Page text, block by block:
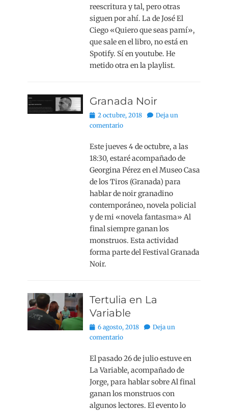
reescritura y tal, pero otras
siguen por ahí. La de José El
Ciego «Quiero que seas pamí»,
que sale en el libro, no está en
Spotify. Sí en youtube. He
metido otra en la playlist.
Granada Noir
Publicado
el
2 octubre, 2018
Deja un
comentario
Este jueves 4 de octubre, a las
18:30, estaré acompañado de
Georgina Pérez en el Museo Casa
de los Tiros (Granada) para
hablar de noir granadino
contemporáneo, novela policial
y de mi «novela fantasma» Al
final siempre ganan los
monstruos. Esta actividad
forma parte del Festival Granada
Noir.
Tertulia en La
Variable
Publicado
el
6 agosto, 2018
Deja un
comentario
El pasado 26 de julio estuve en
La Variable, acompañado de
Jorge, para hablar sobre Al final
ganan los monstruos con
algunos lectores. El evento lo